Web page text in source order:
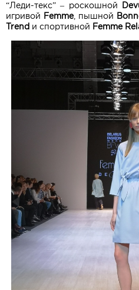
“Леди-текс” – роскошной
игривой Femme, пышной
Trend и спортивной Femme